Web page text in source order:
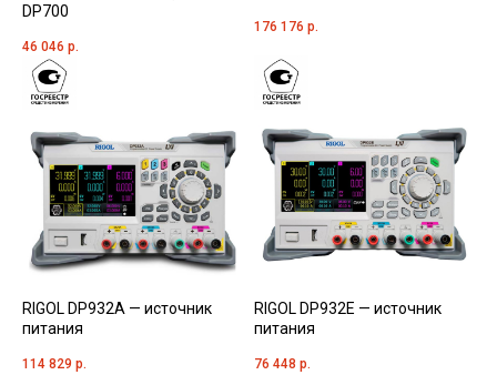
DP700
46 046 р.
176 176 р.
RIGOL DP932A — источник
питания
114 829 р.
RIGOL DP932E — источник
питания
76 448 р.